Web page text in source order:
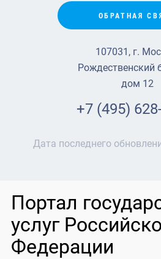
ОБРАТНАЯ
107031, г.
Рождественский
дом 12
+7 (495)
Дата последнего
Портал
услуг
Федерации